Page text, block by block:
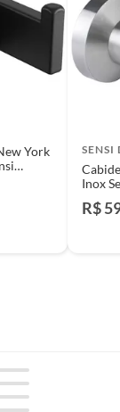
York
SENSI
Inox
R$